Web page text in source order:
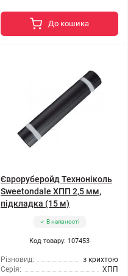
До кошика
Євроруберойд Техноніколь
Sweetondale ХПП 2,5 мм,
підкладка (15 м)
В наявності
Код товару: 107453
Різновид:
з крихтою
Серія:
ХПП